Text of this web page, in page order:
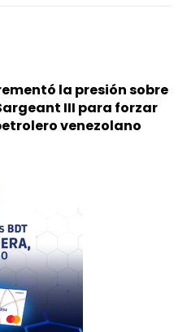
la presión sobre
III para forzar
venezolano